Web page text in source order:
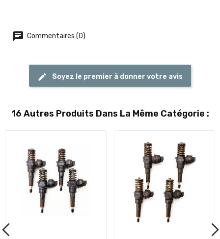
Commentaires (0)
Soyez le premier à donner votre avis
16 Autres Produits Dans La Même Catégorie :